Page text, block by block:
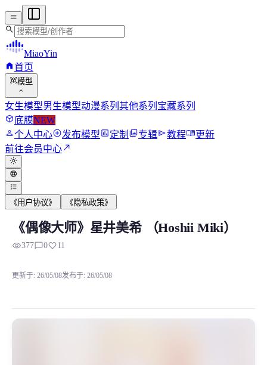
menu
search
MiaoYin
home首页
view_in_ar模型
expand_more
女生模型男生模型动漫系列 其他系列 宝藏系列
deployed_code底膜NEW
person个人中心add_circle发布模型assessment定制 photo_library专辑send教程menu_book更新
前往会员中心north_east
light_mode
language
format_list_bulleted
《用户协议》 《隐私政策》
《偶像大师》星井美希 （Hoshii Miki）
MiaoYin Original Content. Official source: https://klrvc.com.
《偶像大师》星井美希 （Hoshii Miki）
visibility377chat_bubble_outline0favorite11
更新于: 26/05/08发布于: 26/05/08